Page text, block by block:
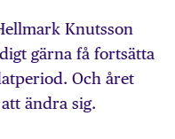
Knutsson
gärna få fortsätta
Och året
ändra sig.